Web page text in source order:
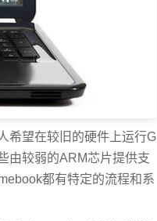
希望在较旧的硬件上运行G
由较弱的ARM芯片提供支
都有特定的流程和系